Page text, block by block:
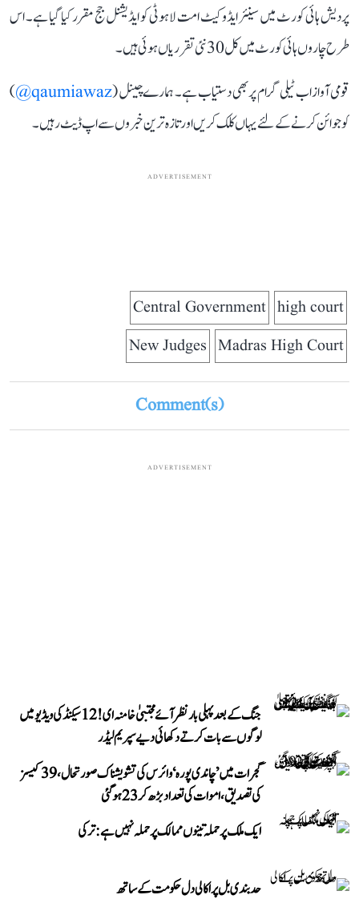
پردیش ہائی کورٹ میں سینئر ایڈوکیٹ امت لاہوٹی کو ایڈیشنل جج مقرر کیا گیا ہے۔ اس
طرح چاروں ہائی کورٹ میں کل 30 نئی تقرریاں ہوئی ہیں۔
قومی آواز اب ٹیلی گرام پر بھی دستیاب ہے۔ ہمارے چینل (qaumiawaz@
)
کو جوائن کرنے کے لئے یہاں کلک کریں اور تازہ ترین خبروں سے اپ ڈیٹ رہیں۔
ADVERTISEMENT
high court
Central Government
Madras High Court
New Judges
Comment(s)
ADVERTISEMENT
جنگ کے بعد پہلی بار نظر آئے مجتبیٰ خامنہ ای! 12 سیکنڈ کی ویڈیو میں
لوگوں سے بات کرتے دکھائی دیے سپریم لیڈر
گجرات میں ’چاندی پورہ‘ وائرس کی تشویشناک صورتحال، 39 کیسز
کی تصدیق، اموات کی تعداد بڑھ کر 23 ہوگئی
ایک ملک پر حملہ تینوں ممالک پر حملہ نہیں ہے: ترکی
حد بندی بل پر اکالی دل حکومت کے ساتھ